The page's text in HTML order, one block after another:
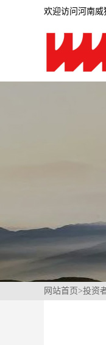
欢迎访问河南威
网站首页>投资